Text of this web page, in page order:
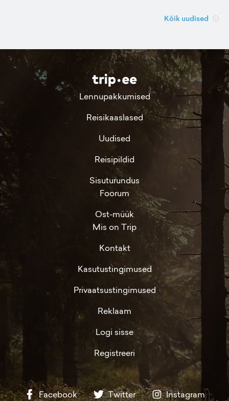
Kõik uudised
Lennupakkumised
Reisikaaslased
Uudised
Reisipildid
Sisuturundus
Foorum
Ost-müük
Mis on Trip
Kontakt
Kasutustingimused
Privaatsustingimused
Reklaam
Logi sisse
Registreeri
Facebook Twitter Instagram